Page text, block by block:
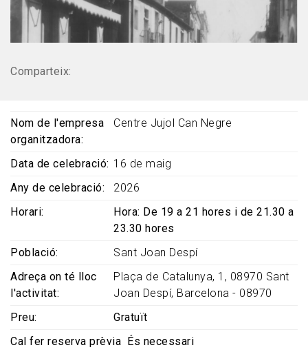
Comparteix:
Nom de l'empresa
organitzadora
Centre Jujol Can Negre
Data de celebració 16 de maig
Any de celebració
2026
Horari
Hora: De 19 a 21 hores i de 21.30 a
23.30 hores
Població
Sant Joan Despí
Adreça on té lloc
l'activitat
Plaça de Catalunya, 1, 08970 Sant
Joan Despí, Barcelona - 08970
Preu
Gratuït
Cal fer reserva prèvia
És necessari